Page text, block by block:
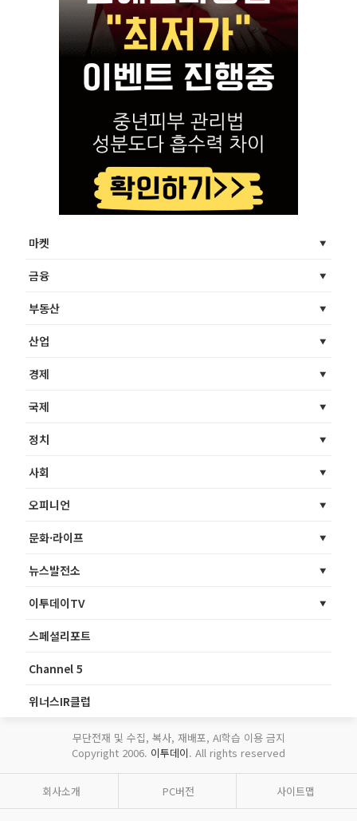
마켓
금융
부동산
산업
경제
국제
정치
사회
오피니언
문화·라이프
뉴스발전소
이투데이TV
스페셜리포트
Channel 5
위너스IR클럽
무단전재 및 수집, 복사, 재배포, AI학습 이용 금지
Copyright 2006. 이투데이. All rights reserved
회사소개 PC버전 사이트맵